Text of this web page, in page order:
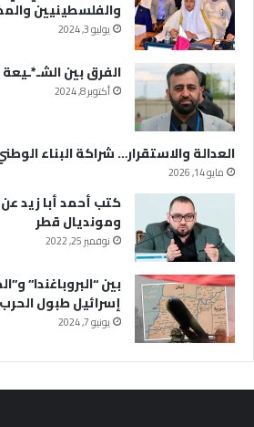
والفلسطينيين
يوليو 3, 2024
الفرق بين الشـ*ـيعة
أكتوبر 8, 2024
العدالة والاستقرار… شراكة البناء
مايو 14, 2026
كتب أحمد أبا زيد
ومونديال قطر
نوفمبر 25, 2022
بين “البروباغندا”
إسرائيل طبول
يونيو 7, 2024